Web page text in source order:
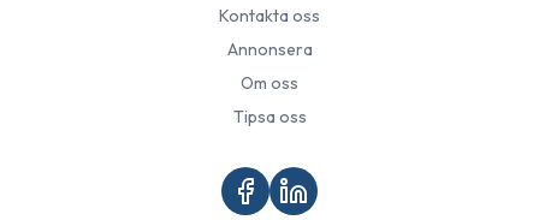
Kontakta oss
Annonsera
Om oss
Tipsa oss